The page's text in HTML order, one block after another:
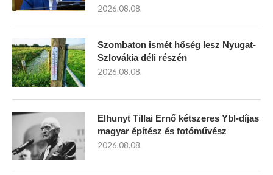
2026.08.08.
Szombaton ismét hőség lesz Nyugat-
Szlovákia déli részén
2026.08.08.
Elhunyt Tillai Ernő kétszeres Ybl-díjas
magyar építész és fotóművész
2026.08.08.